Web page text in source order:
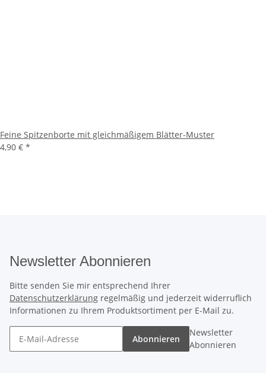
Feine Spitzenborte mit gleichmäßigem Blätter-Muster
4,90 € *
Newsletter Abonnieren
Bitte senden Sie mir entsprechend Ihrer
Datenschutzerklärung regelmäßig und jederzeit widerruflich
Informationen zu Ihrem Produktsortiment per E-Mail zu.
Abonnieren
Newsletter
Abonnieren